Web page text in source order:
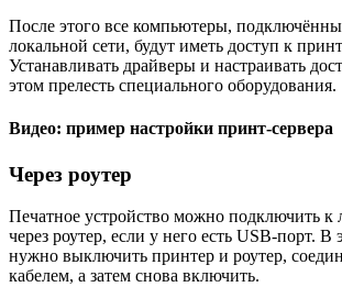
После этого все компьютеры,
локальной сети, будут иметь доступ к
Устанавливать драйверы и настраивать
этом прелесть специального оборудования.
Видео: пример настройки принт-сервера
Через роутер
Печатное устройство можно подключить к
через роутер, если у него есть USB-порт. В
нужно выключить принтер и роутер,
кабелем, а затем снова включить.